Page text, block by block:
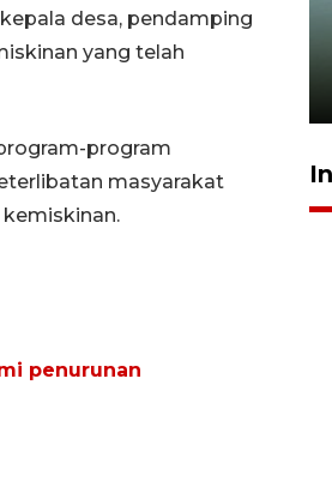
desa, pendamping
yang telah
program
masyarakat
penurunan
kawasan
Pontianak